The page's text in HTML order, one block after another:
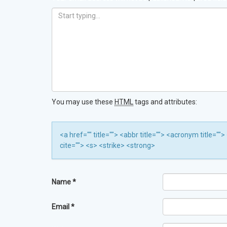
You may use these HTMLtags and attributes:
<a href="" title=""> <abbr title=""> <acronym
cite=""> <s> <strike> <strong>
Name*
Email *